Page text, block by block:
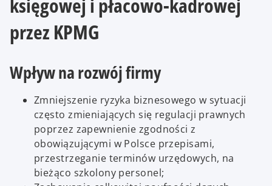
przez KPMG
Wpływ na rozwój firmy
Zmniejszenie ryzyka biznesowego w sytuacji
często zmieniających się regulacji prawnych
poprzez zapewnienie zgodności z
obowiązującymi w Polsce przepisami,
przestrzeganie terminów urzędowych, na
bieżąco szkolony personel;